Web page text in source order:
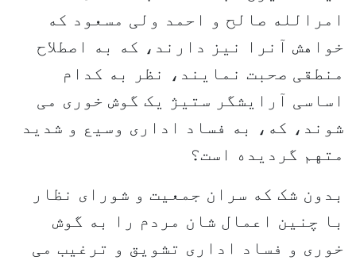
امرالله صالح و احمد ولی مسعود که
خواهش آنرا نیز دارند، که به اصطلاح
منطقی صحبت نمایند، نظر به کدام
اساسی آرایشگر ستیژ یک گوش خوری می
شوند، که، به فساد اداری وسیع و شدید
متهم گردیده است؟
بدون شک که سران جمعیت و شورای نظار
با چنین اعمال شان مردم را به گوش
خوری و فساد اداری تشویق و ترغیب می